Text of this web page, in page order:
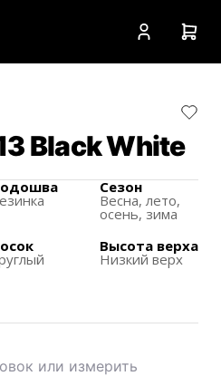
Black White
Сезон
Весна, лето,
осень, зима
Высота верха
Низкий верх
или измерить